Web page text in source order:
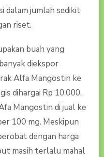
dalam jumlah sedikit
riset.
buah yang
diekspor
Alfa Mangostin ke
dihargai Rp 10.000,
Mangostin di jual ke
100 mg. Meskipun
dengan harga
masih terlalu mahal